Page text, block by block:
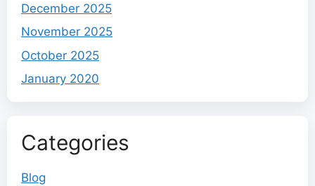
December 2025
November 2025
October 2025
January 2020
Categories
Blog